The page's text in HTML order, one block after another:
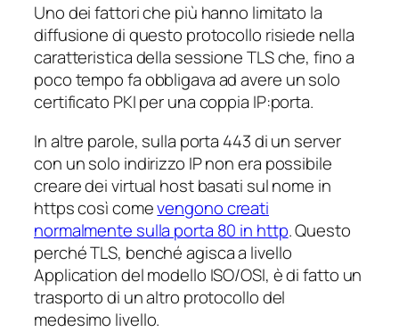
Uno dei fattori che più hanno limitato la
diffusione di questo protocollo risiede nella
caratteristica della sessione TLS che, fino a
poco tempo fa obbligava ad avere un solo
certificato PKI per una coppia IP:porta.
In altre parole, sulla porta 443 di un server
con un solo indirizzo IP non era possibile
creare dei virtual host basati sul nome in
https così comevengono creati
normalmente sulla porta 80 in http. Questo
perché TLS, benché agisca a livello
Application del modello ISO/OSI, è di fatto un
trasporto di un altro protocollo del
medesimo livello.